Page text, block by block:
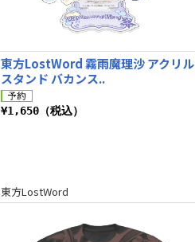
東方LostWord 霧雨魔理沙 アクリル
スタンド バカンス..
¥1,650（税込）
東方LostWord